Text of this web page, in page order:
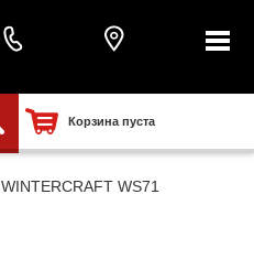
Корзина пуста
WINTERCRAFT WS71